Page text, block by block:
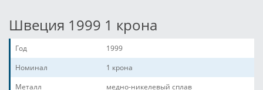
Швеция 1999 1 крона
Год
1999
Номинал
1 крона
Металл
медно-никелевый сплав